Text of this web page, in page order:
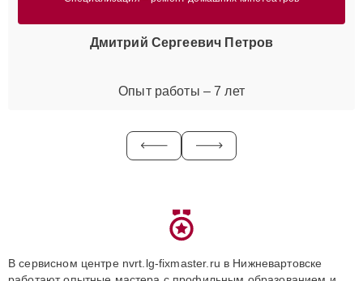
Дмитрий Сергеевич Петров
Опыт работы – 7 лет
В сервисном центре nvrt.lg-fixmaster.ru в Нижневартовске